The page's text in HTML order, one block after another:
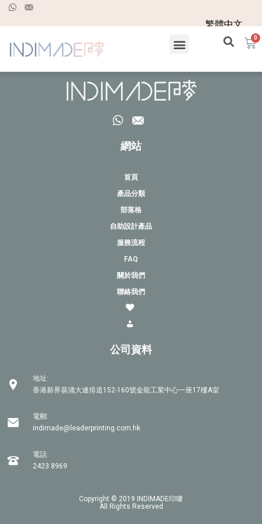
繁體中文
網站
首頁
產品分類
部落格
自助設計產品
服務流程
FAQ
關於我們
聯絡我們
公司資料
地址:
香港新界葵涌大連排道152-160號金龍工業中心一座17樓A室
電郵:
indimade@leaderprinting.com.hk
電話:
2423 8969
Copyright © 2019 INDIMADE印嘜
All Rights Reserved